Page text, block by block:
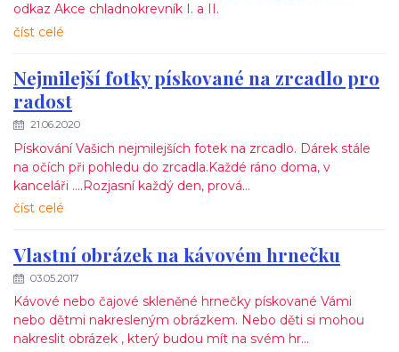
odkaz Akce chladnokrevník I. a II.
číst celé
Nejmilejší fotky pískované na zrcadlo pro
radost
21.06.2020
Pískování Vašich nejmilejších fotek na zrcadlo. Dárek stále
na očích při pohledu do zrcadla.Každé ráno doma, v
kanceláři ....Rozjasní každý den, prová...
číst celé
Vlastní obrázek na kávovém hrnečku
03.05.2017
Kávové nebo čajové skleněné hrnečky pískované Vámi
nebo dětmi nakresleným obrázkem. Nebo děti si mohou
nakreslit obrázek , který budou mít na svém hr...